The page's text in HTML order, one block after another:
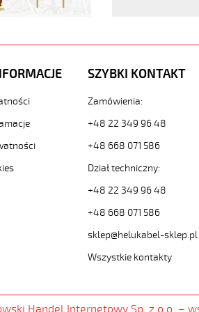
SZYBKI KONTAKT
Zamówienia:
+48 22 349 96 48
+48 668 071 586
Dział techniczny:
+48 22 349 96 48
+48 668 071 586
sklep@helukabel-sklep.pl
Wszystkie kontakty